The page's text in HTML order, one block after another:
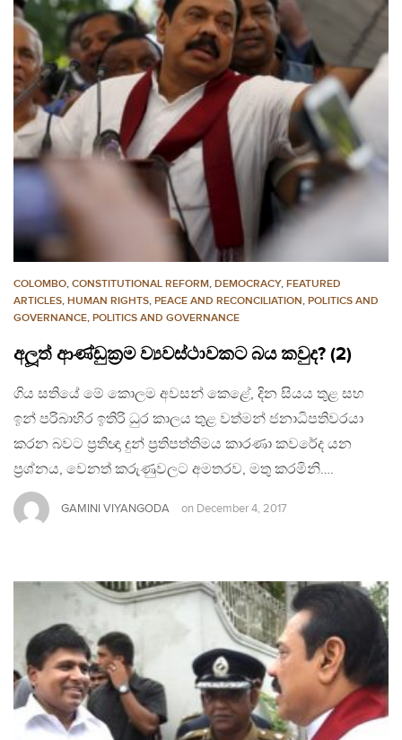
COLOMBO, CONSTITUTIONAL REFORM, DEMOCRACY, FEATURED
ARTICLES, HUMAN RIGHTS, PEACE AND RECONCILIATION, POLITICS AND
GOVERNANCE, POLITICS AND GOVERNANCE
අලූත් ආණ්ඩුක‍්‍රම ව්‍යවස්ථාවකට බය කවුද? (2)
ගිය සතියේ මේ කොලම අවසන් කෙළේ, දින සියය තුළ සහ
ඉන් පරිබාහිර ඉතිරි ධුර කාලය තුළ වත්මන් ජනාධිපතිවරයා
කරන බවට ප‍්‍රතිඥා දුන් ප‍්‍රතිපත්තිමය කාරණා කවරේද යන
ප‍්‍රශ්නය, වෙනත් කරුණුවලට අමතරව, මතු කරමිනි….
GAMINI VIYANGODA on December 4, 2017